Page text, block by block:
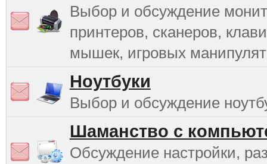
Выбор и обсуждение
принтеров, сканеров,
мышек, игровых
Ноутбуки
Выбор и обсуждение
Шаманство с
Обсуждение настройки,